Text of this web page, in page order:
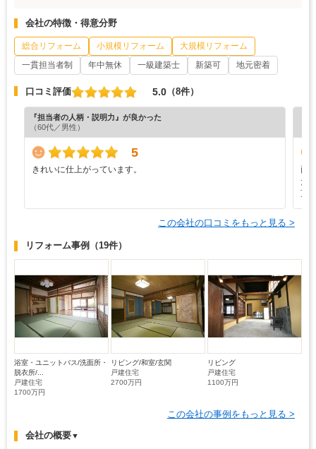
会社の特徴・得意分野
総合リフォーム 小規模リフォーム
大規模リフォーム
一貫担当者制
年中無休 一級建築士 新築可 地元密着
口コミ評価 5.0 （8件）
『担当者の人柄・説明力』が良かった
（60代／男性）
5
きれいに仕上がっています。
両
た
頂
この会社の口コミをもっと見る >
リフォーム事例 （19件）
浴室・ユニットバス/洗面所・
脱衣所/...
戸建住宅
1700万円
リビング/和室/玄関
戸建住宅
2700万円
リビング
戸建住宅
1100万円
この会社の事例をもっと見る >
会社の概要▼